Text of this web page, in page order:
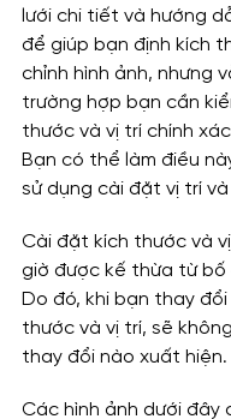
lưới chi tiết và hướng
để giúp bạn định kích
chỉnh hình ảnh, nhưng
trường hợp bạn cần
thước và vị trí chính
Bạn có thể làm điều
sử dụng cài đặt vị trí
Cài đặt kích thước và
giờ được kế thừa từ bố
Do đó, khi bạn thay
thước và vị trí, sẽ
thay đổi nào xuất hiện.
Các hình ảnh dưới đây